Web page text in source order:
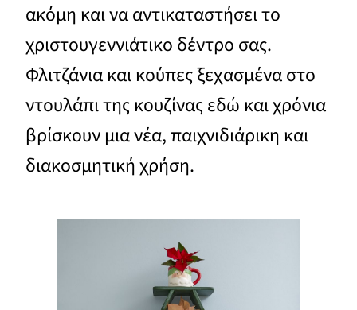
ακόμη και να αντικαταστήσει το
χριστουγεννιάτικο δέντρο σας.
Φλιτζάνια και κούπες ξεχασμένα στο
ντουλάπι της κουζίνας εδώ και χρόνια
βρίσκουν μια νέα, παιχνιδιάρικη και
διακοσμητική χρήση.